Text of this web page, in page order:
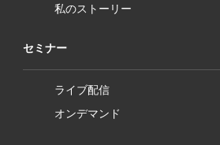
私のストーリー
セミナー
ライブ配信
オンデマンド